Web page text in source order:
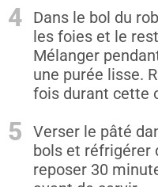
4
Dans le bol du
les foies et le
Mélanger
une purée lisse.
fois durant cette
5
Verser le pâté
bols et réfrigérer
reposer 30